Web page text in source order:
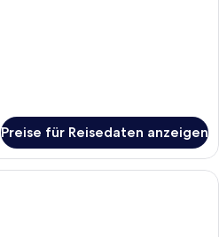
Preise für Reisedaten anzeigen
Ein kleines Hotelzimmer mit